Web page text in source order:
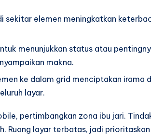
sekitar elemen meningkatkan
menunjukkan status atau
makna.
ke dalam grid menciptakan irama
layar.
pertimbangkan zona ibu jari.
Ruang layar terbatas, jadi